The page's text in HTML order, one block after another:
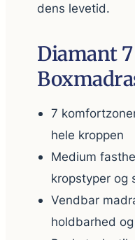
dens levetid.
Diamant
7
hele kroppen
Medium
kropstyper og
Vendbar
holdbarhed